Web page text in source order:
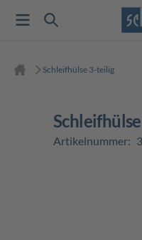
Schleifhülse 3-teilig
Artikelnummer: